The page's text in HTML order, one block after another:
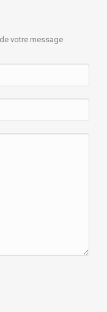
votre message